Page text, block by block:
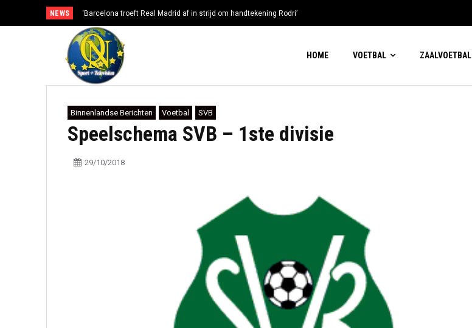
NEWS ‘Barcelona troeft Real Madrid af in strijd om handtekening Rodri’
HOME VOETBAL ZAALVOETBAL
Binnenlandse Berichten Voetbal SVB
Speelschema SVB – 1ste divisie
29/10/2018